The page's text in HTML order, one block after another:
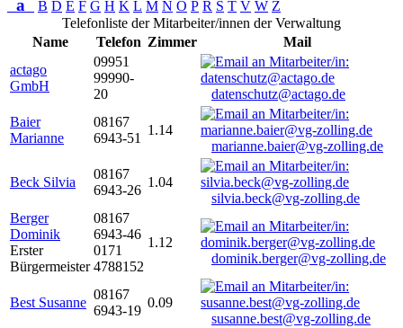
a B D E F G H K L M N O P R S T V W Z
Telefonliste der Mitarbeiter/innen der Verwaltung
Name
Telefon Zimmer
Mail
actago
GmbH
09951
99990-
20
datenschutz@actago.de
Baier
Marianne
08167
6943-51
1.14
marianne.baier@vg-zolling.de
Beck Silvia
08167
6943-26
1.04
silvia.beck@vg-zolling.de
Berger
Dominik
Erster
Bürgermeister
08167
6943-46
0171
4788152
1.12
dominik.berger@vg-zolling.de
Best Susanne
08167
6943-19
0.09
susanne.best@vg-zolling.de